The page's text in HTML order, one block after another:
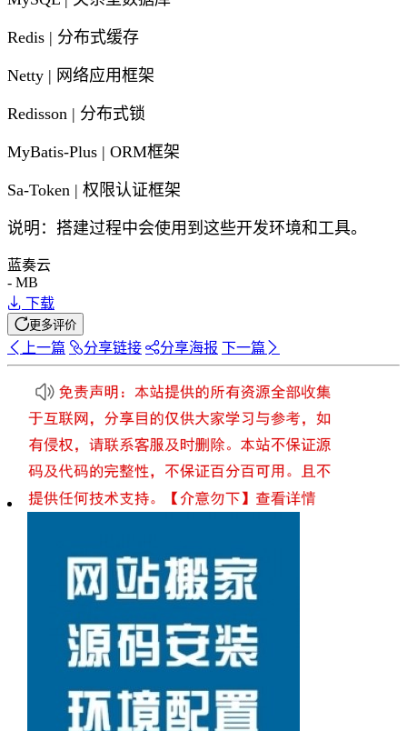
Redis | 分布式缓存
Netty | 网络应用框架
Redisson | 分布式锁
MyBatis-Plus | ORM框架
Sa-Token | 权限认证框架
说明：搭建过程中会使用到这些开发环境和工具。
蓝奏云
- MB
下载
更多评价
上一篇 分享链接 分享海报 下一篇